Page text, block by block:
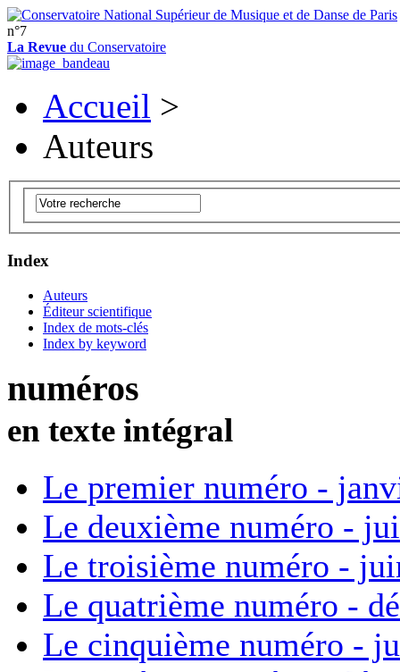
n°7
La Revue du Conservatoire
Accueil >
Auteurs
Index
Auteurs
Éditeur scientifique
Index de mots-clés
Index by keyword
numéros
en texte intégral
Le premier numéro -
Le deuxième numéro -
Le troisième numéro -
Le quatrième numéro -
Le cinquième numéro -